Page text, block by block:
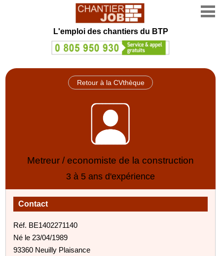
L'emploi des chantiers du BTP
Retour à la CVthèque
Metreur / economiste de la construction
3 à 5 ans d'expérience
Contact
Réf. BE1402271140
Né le 23/04/1989
93360 Neuilly Plaisance